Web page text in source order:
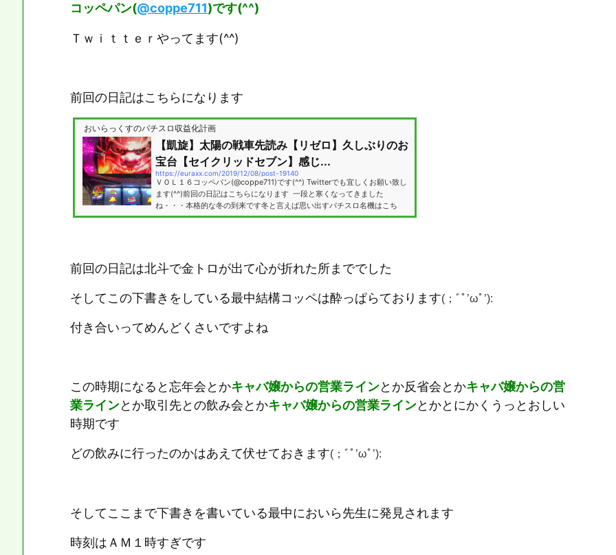
コッペパン(@coppe711)です(^^)
Ｔｗｉｔｔｅｒやってます(^^)
前回の日記はこちらになります
おいらっくすのパチスロ収益化計画
【凱旋】太陽の戦車先読み【リゼロ】久しぶりのお
宝台【セイクリッドセブン】感じ...
https://euraxx.com/2019/12/08/post-19140
ＶＯＬ１６コッペパン(@coppe711)です(^^) Twitterでも宜しくお願い致し
ます(^^)前回の日記はこちらになります 一段と寒くなってきました
ね・・・本格的な冬の到来です冬と言えば思い出すパチスロ名機はこち
ら ハローサンタマシンガンバージョンたしか１８ゲーム間ハズレで天井と
ら...
前回の日記は北斗で金トロが出て心が折れた所まででした
そしてこの下書きをしている最中結構コッペは酔っぱらております(；ﾞﾟ’ωﾟ’):
付き合いってめんどくさいですよね
この時期になると忘年会とかキャバ嬢からの営業ラインとか反省会とかキャバ嬢からの営
業ラインとか取引先との飲み会とかキャバ嬢からの営業ラインとかとにかくうっとおしい
時期です
どの飲みに行ったのかはあえて伏せておきます(；ﾞﾟ’ωﾟ’):
そしてここまで下書きを書いている最中においら先生に発見されます
時刻はＡＭ１時すぎです